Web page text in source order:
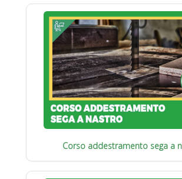
Corso addestramento sega a